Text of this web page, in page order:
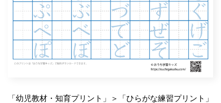
「幼児教材・知育プリント」＞「ひらがな練習プリント」